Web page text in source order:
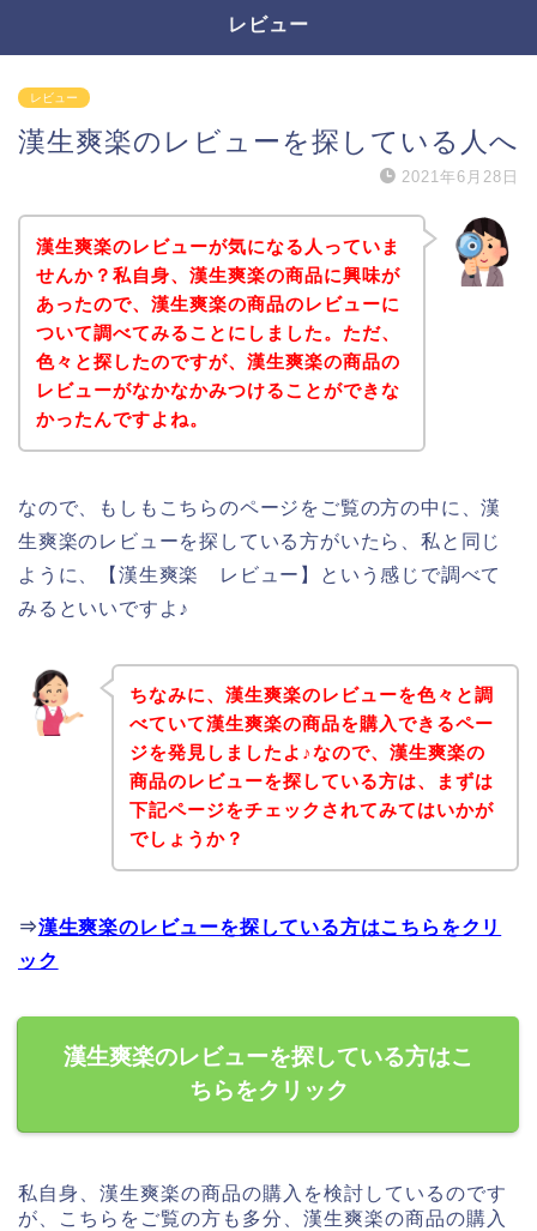
レビュー
レビュー
漢生爽楽のレビューを探している人へ
2021年6月28日
漢生爽楽のレビューが気になる人っていま
せんか？私自身、漢生爽楽の商品に興味が
あったので、漢生爽楽の商品のレビューに
ついて調べてみることにしました。ただ、
色々と探したのですが、漢生爽楽の商品の
レビューがなかなかみつけることができな
かったんですよね。
なので、もしもこちらのページをご覧の方の中に、漢
生爽楽のレビューを探している方がいたら、私と同じ
ように、【漢生爽楽 レビュー】という感じで調べて
みるといいですよ♪
ちなみに、漢生爽楽のレビューを色々と調
べていて漢生爽楽の商品を購入できるペー
ジを発見しましたよ♪なので、漢生爽楽の
商品のレビューを探している方は、まずは
下記ページをチェックされてみてはいかが
でしょうか？
⇒漢生爽楽のレビューを探している方はこちらをクリ
ック
漢生爽楽のレビューを探している方はこ
ちらをクリック
私自身、漢生爽楽の商品の購入を検討しているのです
が、こちらをご覧の方も多分、漢生爽楽の商品の購入